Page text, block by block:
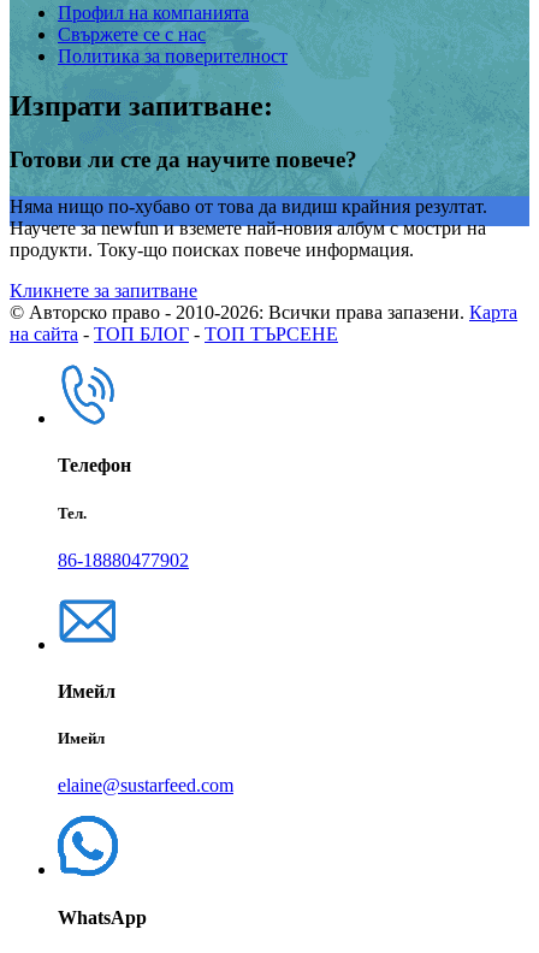
Профил на компанията
Свържете се с нас
Политика за поверителност
Изпрати запитване:
Готови ли сте да научите повече?
Няма нищо по-хубаво от това да видиш крайния резултат.
Научете за newfun и вземете най-новия албум с мостри на
продукти. Току-що поисках повече информация.
Кликнете за запитване
© Авторско право - 2010-2026: Всички права запазени. Карта
на сайта - ТОП БЛОГ - ТОП ТЪРСЕНЕ
Телефон
Тел.
86-18880477902
Имейл
Имейл
elaine@sustarfeed.com
WhatsApp